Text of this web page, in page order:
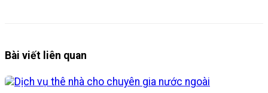
Bài viết liên quan